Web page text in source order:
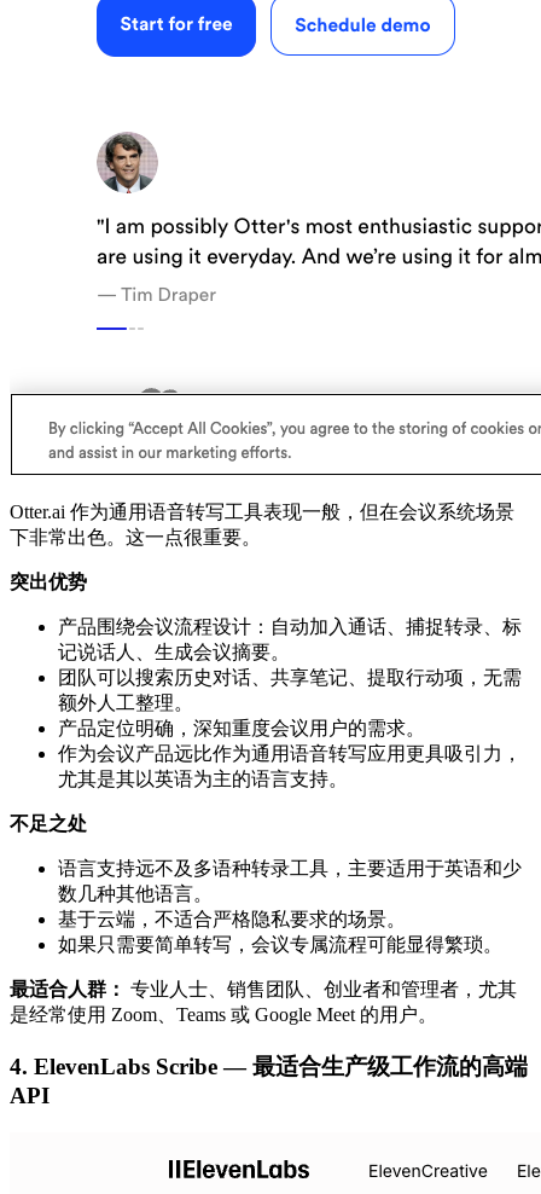
Otter.ai 作为通用语音转写工具表现一般，但在会议系统场景
下非常出色。这一点很重要。
突出优势
产品围绕会议流程设计：自动加入通话、捕捉转录、标
记说话人、生成会议摘要。
团队可以搜索历史对话、共享笔记、提取行动项，无需
额外人工整理。
产品定位明确，深知重度会议用户的需求。
作为会议产品远比作为通用语音转写应用更具吸引力，
尤其是其以英语为主的语言支持。
不足之处
语言支持远不及多语种转录工具，主要适用于英语和少
数几种其他语言。
基于云端，不适合严格隐私要求的场景。
如果只需要简单转写，会议专属流程可能显得繁琐。
最适合人群： 专业人士、销售团队、创业者和管理者，尤其
是经常使用 Zoom、Teams 或 Google Meet 的用户。
4. ElevenLabs Scribe — 最适合生产级工作流的高端
API